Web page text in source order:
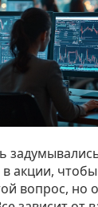
акции, чтобы
вопрос, но